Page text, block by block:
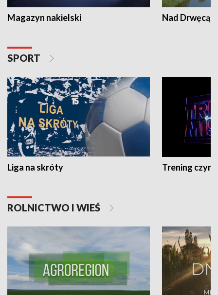
Magazyn nakielski Nad Drwęcą
SPORT
Liga na skróty Trening czyni
ROLNICTWO I WIEŚ